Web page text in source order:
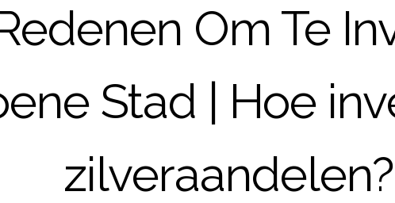
Om Te
Stad | Hoe
zilveraandelen?